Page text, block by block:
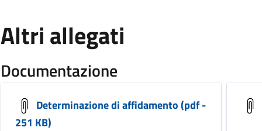
Altri allegati
Documentazione
Determinazione di affidamento (pdf -
251 KB)